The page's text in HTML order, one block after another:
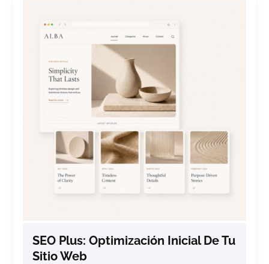
SEO Plus: Optimización Inicial De Tu
Sitio Web